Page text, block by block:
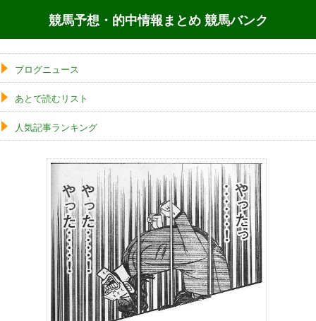
競馬予想・的中情報まとめ 競馬バンク
ブログニュース
あとで読むリスト
人気記事ランキング